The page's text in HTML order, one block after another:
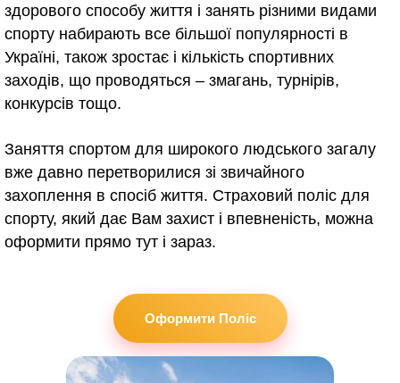
здорового способу життя і занять різними видами
спорту набирають все більшої популярності в
Україні, також зростає і кількість спортивних
заходів, що проводяться – змагань, турнірів,
конкурсів тощо.
Заняття спортом для широкого людського загалу
вже давно перетворилися зі звичайного
захоплення в спосіб життя. Страховий поліс для
спорту, який дає Вам захист і впевненість, можна
оформити прямо тут і зараз.
Оформити Поліс